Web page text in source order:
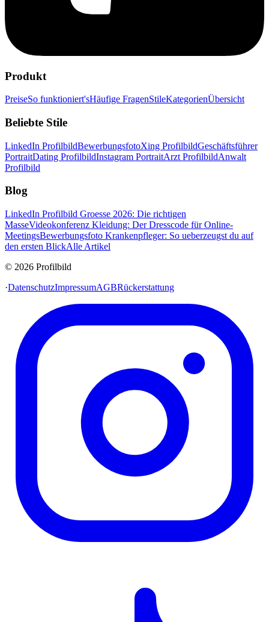
Produkt
PreiseSo funktioniert'sHäufige FragenStileKategorienÜbersicht
Beliebte Stile
LinkedIn ProfilbildBewerbungsfotoXing ProfilbildGeschäftsführer
PortraitDating ProfilbildInstagram PortraitArzt ProfilbildAnwalt
Profilbild
Blog
LinkedIn Profilbild Groesse 2026: Die richtigen
MasseVideokonferenz Kleidung: Der Dresscode für Online-
MeetingsBewerbungsfoto Krankenpfleger: So ueberzeugst du auf
den ersten BlickAlle Artikel
© 2026 Profilbild
·DatenschutzImpressumAGBRückerstattung